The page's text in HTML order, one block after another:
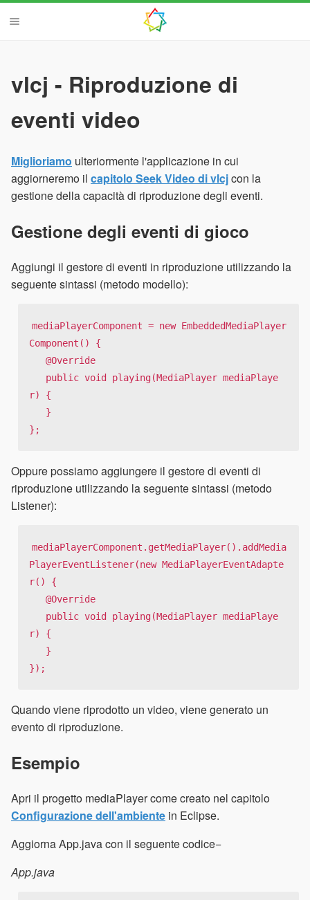
vlcj - Riproduzione di
eventi video
Miglioriamo ulteriormente l'applicazione in cui
aggiorneremo il capitolo Seek Video di vlcjcon la
gestione della capacità di riproduzione degli eventi.
Gestione degli eventi di gioco
Aggiungi il gestore di eventi in riproduzione utilizzando la
seguente sintassi (metodo modello):
mediaPlayerComponent = new EmbeddedMediaPlayer
Component() {
r) {
};
Oppure possiamo aggiungere il gestore di eventi di
riproduzione utilizzando la seguente sintassi (metodo
Listener):
mediaPlayerComponent.getMediaPlayer().addMedia
PlayerEventListener(new MediaPlayerEventAdapte
r() {
r) {
});
Quando viene riprodotto un video, viene generato un
evento di riproduzione.
Esempio
Apri il progetto mediaPlayer come creato nel capitolo
Configurazione dell'ambiente in Eclipse.
Aggiorna App.java con il seguente codice−
App.java